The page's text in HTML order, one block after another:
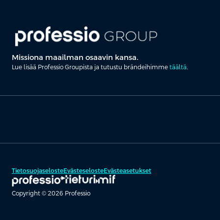
Missiona maailman osaavin kansa.
Lue lisää Professio Groupista ja tutustu brändeihimme täältä.
TietosuojaselosteEvästeselosteEvästeasetukset
Copyright © 2026 Professio